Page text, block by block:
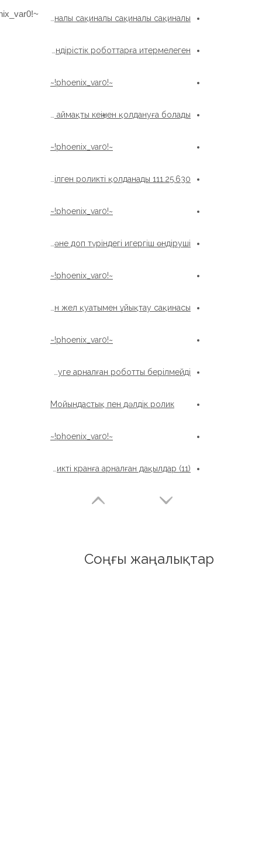
~!phoenix_var0!~
~!phoenix_var0!~
~!phoenix_var0!~
~!phoenix_var0!~
~!phoenix_var0!~
~!phoenix_var0!~
Мойындастық пен дәлдік ролик
~!phoenix_var0!~
Соңғы жаңалықтар